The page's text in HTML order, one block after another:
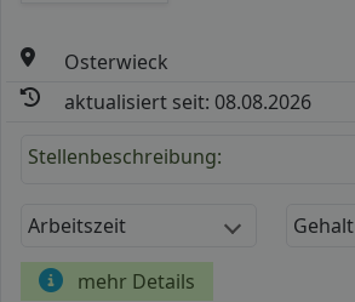
Osterwieck
aktualisiert seit: 08.08.2026
Stellenbeschreibung:
Arbeitszeit Gehalt
mehr Details